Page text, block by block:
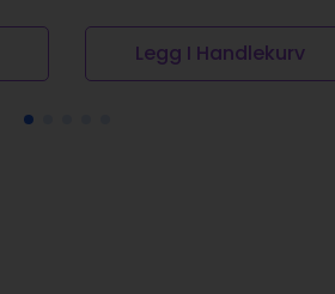
Legg I Handlekurv